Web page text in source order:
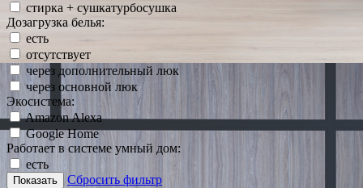
стирка + сушкатурбосушка
Дозагрузка белья:
есть
отсутствует
через дополнительный люк
через основной люк
Экосистема:
Amazon Alexa
Google Home
Работает в системе умный дом:
есть
Показать Сбросить фильтр